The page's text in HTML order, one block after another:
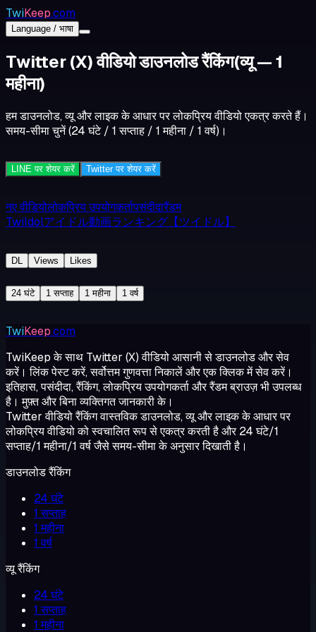
TwiKeep.com
Language / भाषा
Twitter (X) वीडियो डाउनलोड रैंकिंग(व्यू — 1
महीना)
हम डाउनलोड, व्यू और लाइक के आधार पर लोकप्रिय वीडियो एकत्र करते हैं।
समय-सीमा चुनें (24 घंटे / 1 सप्ताह / 1 महीना / 1 वर्ष)।
LINE पर शेयर करें Twitter पर शेयर करें
नए वीडियोलोकप्रिय उपयोगकर्तापसंदीदारैंडम
TwiIdolアイドル動画ランキング【ツイドル】
DL Views Likes
24 घंटे 1 सप्ताह 1 महीना 1 वर्ष
TwiKeep.com
TwiKeep के साथ Twitter (X) वीडियो आसानी से डाउनलोड और सेव
करें। लिंक पेस्ट करें, सर्वोत्तम गुणवत्ता निकालें और एक क्लिक में सेव करें।
इतिहास, पसंदीदा, रैंकिंग, लोकप्रिय उपयोगकर्ता और रैंडम ब्राउज़ भी उपलब्ध
है। मुफ़्त और बिना व्यक्तिगत जानकारी के।
Twitter वीडियो रैंकिंग वास्तविक डाउनलोड, व्यू और लाइक के आधार पर
लोकप्रिय वीडियो को स्वचालित रूप से एकत्र करती है और 24 घंटे/1
सप्ताह/1 महीना/1 वर्ष जैसे समय-सीमा के अनुसार दिखाती है।
डाउनलोड रैंकिंग
24 घंटे
1 सप्ताह
1 महीना
1 वर्ष
व्यू रैंकिंग
24 घंटे
1 सप्ताह
1 महीना